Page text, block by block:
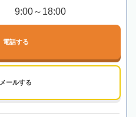
9:00～18:00
電話する
メールする